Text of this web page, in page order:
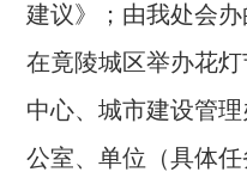
建议》；由我处会
在竟陵城区举办花
中心、城市建设管
公室、单位（具体